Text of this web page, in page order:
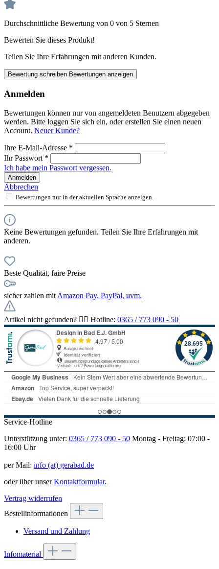
Durchschnittliche Bewertung von 0 von 5 Sternen
Bewerten Sie dieses Produkt!
Teilen Sie Ihre Erfahrungen mit anderen Kunden.
Bewertung schreiben Bewertungen anzeigen
Anmelden
Bewertungen können nur von angemeldeten Benutzern abgegeben
werden. Bitte loggen Sie sich ein, oder erstellen Sie einen neuen
Account. Neuer Kunde?
Ihre E-Mail-Adresse *
Ihr Passwort *
Ich habe mein Passwort vergessen.
Anmelden
Abbrechen
Bewertungen nur in der aktuellen Sprache anzeigen.
Keine Bewertungen gefunden. Teilen Sie Ihre Erfahrungen mit
anderen.
Beste Qualität, faire Preise
sicher zahlen mit Amazon Pay, PayPal, uvm.
Artikel nicht gefunden? 👉🏻 Hotline: 0365 / 773 090 - 50
Service-Hotline
Unterstützung unter: 0365 / 773 090 - 50 Montag - Freitag: 07:00 -
16:00 Uhr
per Mail: info (at) gerabad.de
oder über unserKontaktformular.
Vertrag widerrufen
Bestellinformationen
Versand und Zahlung
Infomaterial